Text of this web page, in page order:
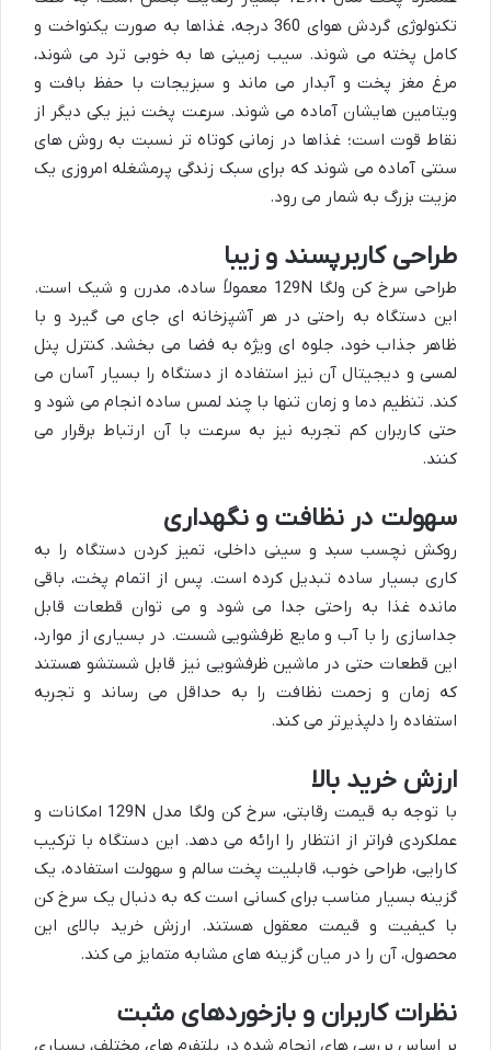
تکنولوژی گردش هوای 360 درجه، غذاها به صورت یکنواخت و
کامل پخته می شوند. سیب زمینی ها به خوبی ترد می شوند،
مرغ مغز پخت و آبدار می ماند و سبزیجات با حفظ بافت و
ویتامین هایشان آماده می شوند. سرعت پخت نیز یکی دیگر از
نقاط قوت است؛ غذاها در زمانی کوتاه تر نسبت به روش های
سنتی آماده می شوند که برای سبک زندگی پرمشغله امروزی یک
مزیت بزرگ به شمار می رود.
طراحی کاربرپسند و زیبا
طراحی سرخ کن ولگا 129N معمولاً ساده، مدرن و شیک است.
این دستگاه به راحتی در هر آشپزخانه ای جای می گیرد و با
ظاهر جذاب خود، جلوه ای ویژه به فضا می بخشد. کنترل پنل
لمسی و دیجیتال آن نیز استفاده از دستگاه را بسیار آسان می
کند. تنظیم دما و زمان تنها با چند لمس ساده انجام می شود و
حتی کاربران کم تجربه نیز به سرعت با آن ارتباط برقرار می
کنند.
سهولت در نظافت و نگهداری
روکش نچسب سبد و سینی داخلی، تمیز کردن دستگاه را به
کاری بسیار ساده تبدیل کرده است. پس از اتمام پخت، باقی
مانده غذا به راحتی جدا می شود و می توان قطعات قابل
جداسازی را با آب و مایع ظرفشویی شست. در بسیاری از موارد،
این قطعات حتی در ماشین ظرفشویی نیز قابل شستشو هستند
که زمان و زحمت نظافت را به حداقل می رساند و تجربه
استفاده را دلپذیرتر می کند.
ارزش خرید بالا
با توجه به قیمت رقابتی، سرخ کن ولگا مدل 129N امکانات و
عملکردی فراتر از انتظار را ارائه می دهد. این دستگاه با ترکیب
کارایی، طراحی خوب، قابلیت پخت سالم و سهولت استفاده، یک
گزینه بسیار مناسب برای کسانی است که به دنبال یک سرخ کن
با کیفیت و قیمت معقول هستند. ارزش خرید بالای این
محصول، آن را در میان گزینه های مشابه متمایز می کند.
نظرات کاربران و بازخوردهای مثبت
بر اساس بررسی های انجام شده در پلتفرم های مختلف، بسیاری